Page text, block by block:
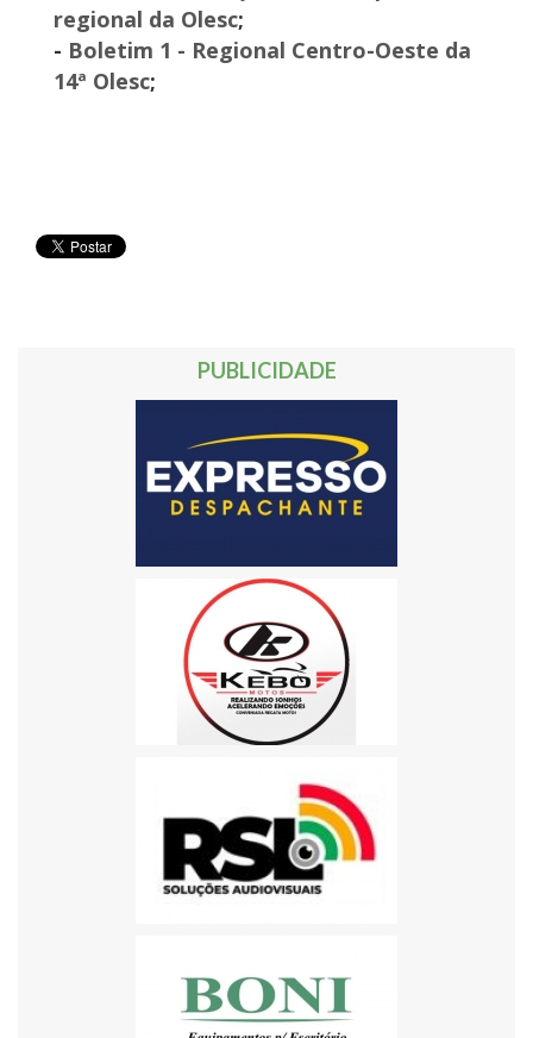
regional da Olesc;
- Boletim 1 - Regional Centro-Oeste da
14ª Olesc;
PUBLICIDADE